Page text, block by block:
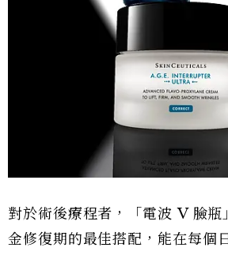
對於術後療程者，「電波 V 臉瓶
金修復期的最佳搭配，能在每個